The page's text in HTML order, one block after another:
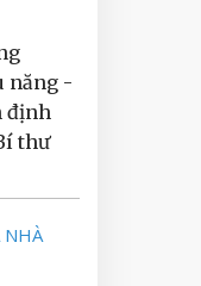
năng -
định
thư
NHÀ